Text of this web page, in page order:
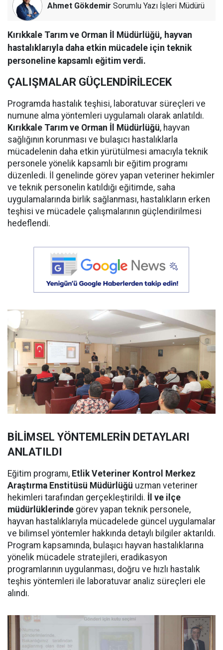
Ahmet Gökdemir Sorumlu Yazı İşleri Müdürü
Kırıkkale Tarım ve Orman İl Müdürlüğü, hayvan
hastalıklarıyla daha etkin mücadele için teknik
personeline kapsamlı eğitim verdi.
ÇALIŞMALAR GÜÇLENDİRİLECEK
Programda hastalık teşhisi, laboratuvar süreçleri ve
numune alma yöntemleri uygulamalı olarak anlatıldı.
Kırıkkale Tarım ve Orman İl Müdürlüğü, hayvan
sağlığının korunması ve bulaşıcı hastalıklarla
mücadelenin daha etkin yürütülmesi amacıyla teknik
personele yönelik kapsamlı bir eğitim programı
düzenledi. İl genelinde görev yapan veteriner hekimler
ve teknik personelin katıldığı eğitimde, saha
uygulamalarında birlik sağlanması, hastalıkların erken
teşhisi ve mücadele çalışmalarının güçlendirilmesi
hedeflendi.
BİLİMSEL YÖNTEMLERİN DETAYLARI
ANLATILDI
Eğitim programı, Etlik Veteriner Kontrol Merkez
Araştırma Enstitüsü Müdürlüğü uzman veteriner
hekimleri tarafından gerçekleştirildi. İl ve ilçe
müdürlüklerinde görev yapan teknik personele,
hayvan hastalıklarıyla mücadelede güncel uygulamalar
ve bilimsel yöntemler hakkında detaylı bilgiler aktarıldı.
Program kapsamında, bulaşıcı hayvan hastalıklarına
yönelik mücadele stratejileri, eradikasyon
programlarının uygulanması, doğru ve hızlı hastalık
teşhis yöntemleri ile laboratuvar analiz süreçleri ele
alındı.